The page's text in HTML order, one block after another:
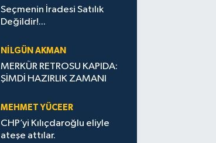
Seçmenin İradesi Satılık
Değildir!...
NILGÜN AKMAN
MERKÜR RETROSU KAPIDA:
ŞİMDİ HAZIRLIK ZAMANI
MEHMET YÜCEER
CHP’yi Kılıçdaroğlu eliyle
ateşe attılar.